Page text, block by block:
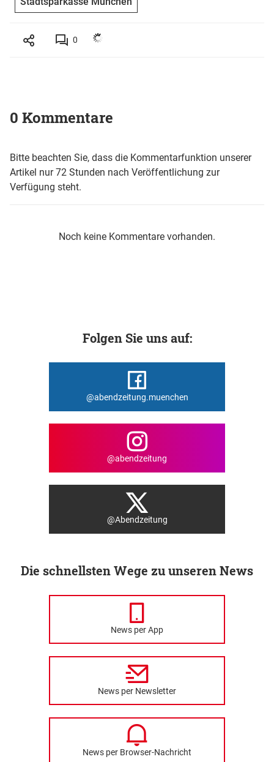
0
0 Kommentare
Bitte beachten Sie, dass die Kommentarfunktion unserer
Artikel nur 72 Stunden nach Veröffentlichung zur
Verfügung steht.
Noch keine Kommentare vorhanden.
Folgen Sie uns auf:
@abendzeitung.muenchen
@abendzeitung
@Abendzeitung
Die schnellsten Wege zu unseren News
News per App
News per Newsletter
News per Browser-Nachricht